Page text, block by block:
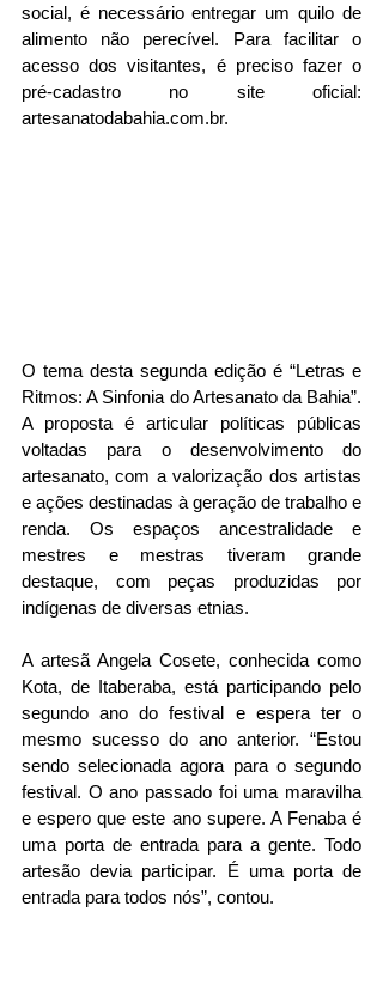
social, é necessário entregar um quilo de
alimento não perecível. Para facilitar o
acesso dos visitantes, é preciso fazer o
pré-cadastro no site oficial:
artesanatodabahia.com.br.
O tema desta segunda edição é “Letras e
Ritmos: A Sinfonia do Artesanato da Bahia”.
A proposta é articular políticas públicas
voltadas para o desenvolvimento do
artesanato, com a valorização dos artistas
e ações destinadas à geração de trabalho e
renda. Os espaços ancestralidade e
mestres e mestras tiveram grande
destaque, com peças produzidas por
indígenas de diversas etnias.
A artesã Angela Cosete, conhecida como
Kota, de Itaberaba, está participando pelo
segundo ano do festival e espera ter o
mesmo sucesso do ano anterior. “Estou
sendo selecionada agora para o segundo
festival. O ano passado foi uma maravilha
e espero que este ano supere. A Fenaba é
uma porta de entrada para a gente. Todo
artesão devia participar. É uma porta de
entrada para todos nós”, contou.